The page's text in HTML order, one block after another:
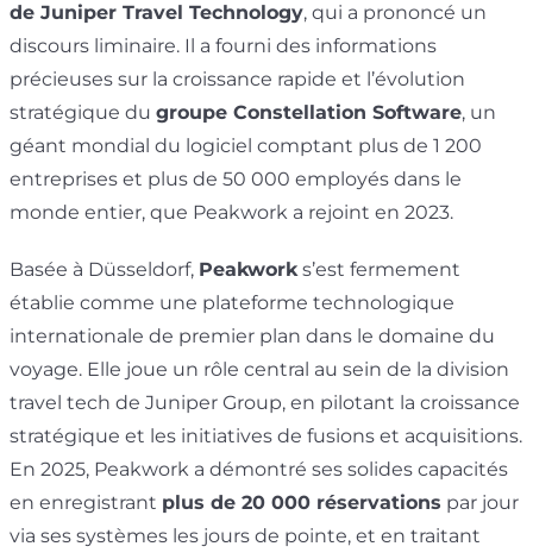
de Juniper Travel Technology, qui a prononcé un
discours liminaire. Il a fourni des informations
précieuses sur la croissance rapide et l’évolution
stratégique du groupe Constellation Software, un
géant mondial du logiciel comptant plus de 1 200
entreprises et plus de 50 000 employés dans le
monde entier, que Peakwork a rejoint en 2023.
Basée à Düsseldorf, Peakworks’est fermement
établie comme une plateforme technologique
internationale de premier plan dans le domaine du
voyage. Elle joue un rôle central au sein de la division
travel tech de Juniper Group, en pilotant la croissance
stratégique et les initiatives de fusions et acquisitions.
En 2025, Peakwork a démontré ses solides capacités
en enregistrant plus de 20 000 réservations par jour
via ses systèmes les jours de pointe, et en traitant